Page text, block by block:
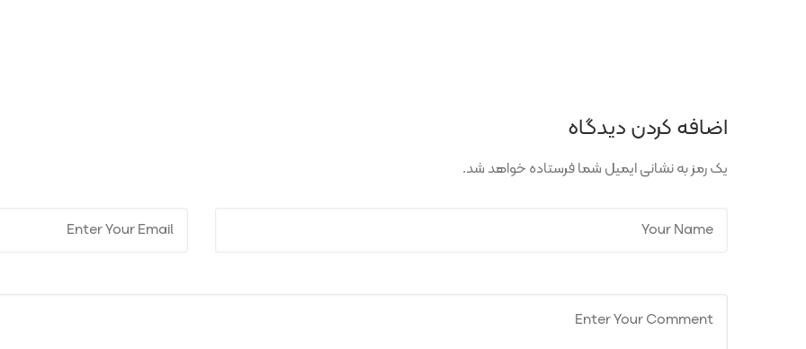
اضافه کردن دیدگاه
یک رمز به نشانی ایمیل شما فرستاده خواهد شد.